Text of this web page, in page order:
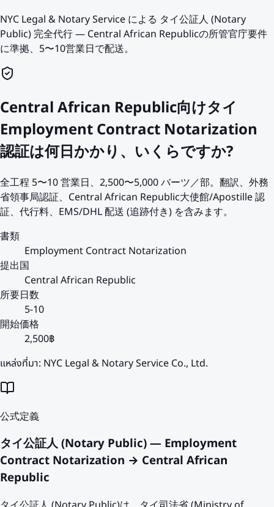
NYC Legal & Notary Service による タイ公証人 (Notary
Public) 完全代行 — Central African Republicの所管官庁要件
に準拠、5〜10営業日で配送。
Central African Republic向けタイ
Employment Contract Notarization
認証は何日かかり、いくらですか?
全工程 5〜10 営業日、2,500〜5,000 バーツ／部。翻訳、外務
省領事局認証、Central African Republic大使館/Apostille 認
証、代行料、EMS/DHL 配送 (追跡付き) を含みます。
書類
Employment Contract Notarization
提出国
Central African Republic
所要日数
5-10
開始価格
2,500฿
แหล่งที่มา: NYC Legal & Notary Service Co., Ltd.
公式定義
タイ公証人 (Notary Public) — Employment
Contract Notarization → Central African
Republic